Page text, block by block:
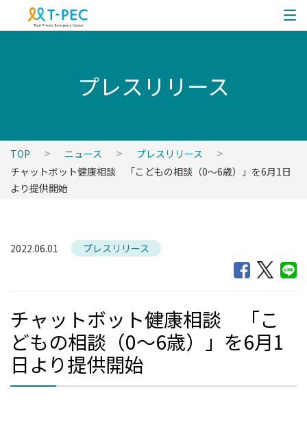
プレスリリース
TOP ニュース
プレスリリース
チャットボット健康相談 「こどもの相談（0～6歳）」を6月1日
より提供開始
2022.06.01 プレスリリース
チャットボット健康相談 「こ
どもの相談（0～6歳）」を6月1
日より提供開始